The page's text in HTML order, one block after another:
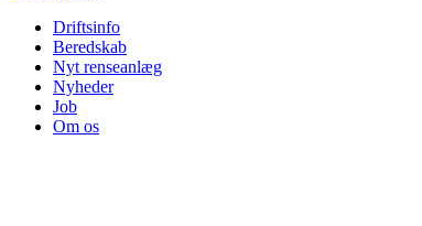
Driftsinfo
Beredskab
Nyt renseanlæg
Nyheder
Job
Om os